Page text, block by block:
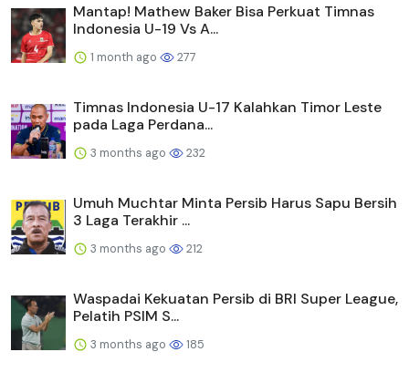
Mantap! Mathew Baker Bisa Perkuat Timnas
Indonesia U-19 Vs A...
1 month ago 277
Timnas Indonesia U-17 Kalahkan Timor Leste
pada Laga Perdana...
3 months ago 232
Umuh Muchtar Minta Persib Harus Sapu Bersih
3 Laga Terakhir ...
3 months ago 212
Waspadai Kekuatan Persib di BRI Super League,
Pelatih PSIM S...
3 months ago 185